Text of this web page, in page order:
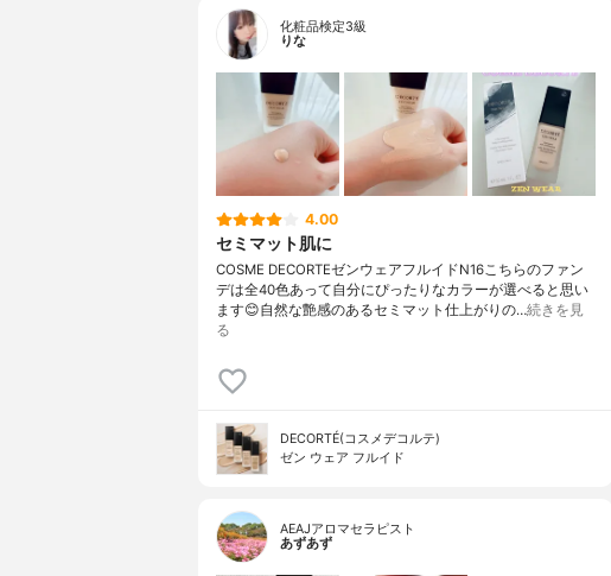
化粧品検定3級
りな
4.00
セミマット肌に
COSME DECORTEゼンウェアフルイドN16こちらのファン
デは全40色あって自分にぴったりなカラーが選べると思い
ます😊自然な艶感のあるセミマット仕上がりの…続きを見
る
DECORTÉ(コスメデコルテ)
ゼン ウェア フルイド
AEAJアロマセラピスト
あずあず